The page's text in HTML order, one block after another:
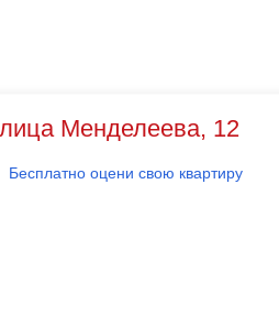
Менделеева, 12
Бесплатно оцени свою квартиру